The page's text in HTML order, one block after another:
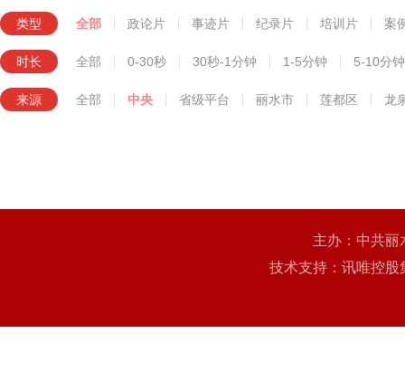
类型 全部 政论片 事迹片 纪录片 培训片 案
时长 全部 0-30秒 30秒-1分钟 1-5分钟 5-10分钟
来源 全部 中央 省级平台 丽水市 莲都区 龙
主办：中共
技术支持：讯唯控